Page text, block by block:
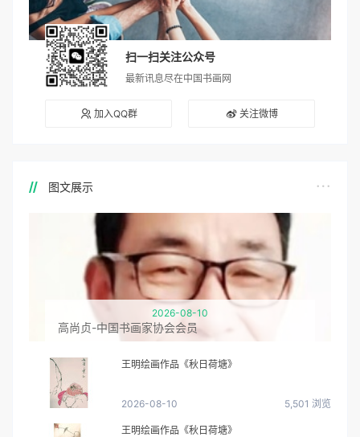
扫一扫关注公众号
最新讯息尽在中国书画网
加入QQ群 关注微博
图文展示
2026-08-10
高尚贞-中国书画家协会会员
王明绘画作品《秋日荷塘》
2026-08-10 5,501 浏览
王明绘画作品《秋日荷塘》